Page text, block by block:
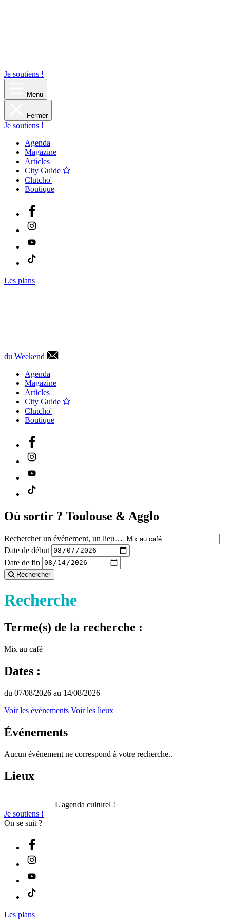
Je soutiens !
Menu
Fermer
Je soutiens !
Agenda
Magazine
Articles
City Guide
Clutcho'
Boutique
Les plans
du Weekend
Agenda
Magazine
Articles
City Guide
Clutcho'
Boutique
Où sortir ? Toulouse & Agglo
Rechercher un événement, un lieu…
Date de début
Date de fin
Rechercher
Recherche
Terme(s) de la recherche :
Mix au café
Dates :
du 07/08/2026 au 14/08/2026
Voir les événements Voir les lieux
Événements
Aucun événement ne correspond à votre recherche..
Lieux
L'agenda culturel !
Je soutiens !
On se suit ?
Les plans